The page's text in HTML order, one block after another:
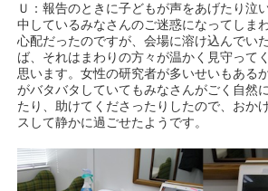
Ｕ：報告のときに子どもが声をあげたり泣
中しているみなさんのご迷惑になってしま
心配だったのですが、会場に溶け込んでい
ば、それはまわりの方々が温かく見守って
思います。女性の研究者が多いせいもある
がバタバタしていてもみなさんがごく自然
たり、助けてくださったりしたので、おか
スして静かに過ごせたようです。